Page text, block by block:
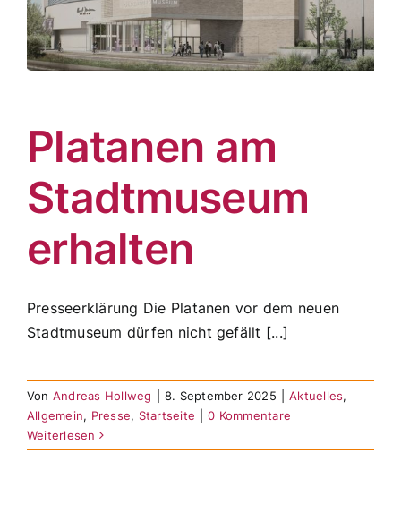
Platanen am
Stadtmuseum
erhalten
Presseerklärung Die Platanen vor dem neuen
Stadtmuseum dürfen nicht gefällt [...]
Von Andreas Hollweg 8. September 2025 Aktuelles,
Allgemein, Presse, Startseite
0 Kommentare
Weiterlesen